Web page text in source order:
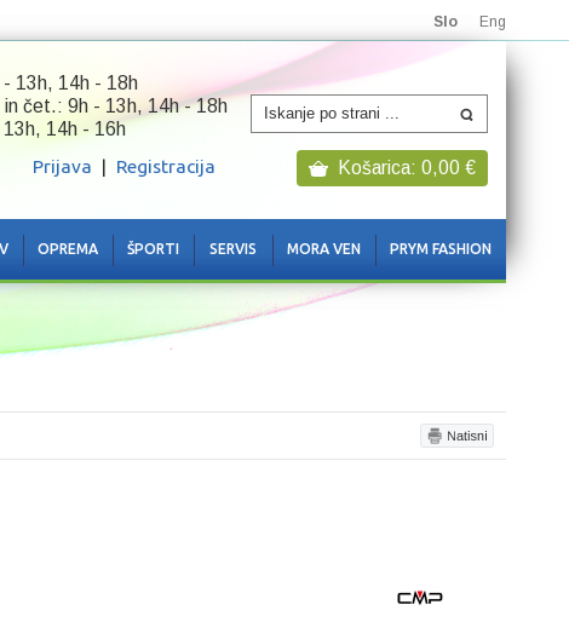
Slo Eng
- 13h, 14h - 18h
in čet.: 9h - 13h, 14h - 18h
14h - 16h
Prijava | Registracija Košarica: 0,00 €
OPREMA ŠPORTI SERVIS MORA VEN PRYM FASHION